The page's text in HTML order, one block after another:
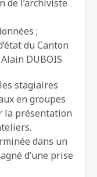
de l’archiviste
;
du Canton
DUBOIS
stagiaires
en groupes
la présentation
dans un
d’une prise